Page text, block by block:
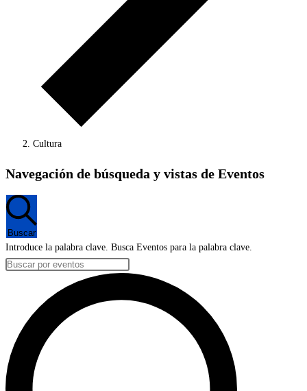
Cultura
Eventos
16
febrero,
2024
Navegación de búsqueda y vistas de Eventos
Buscar
Introduce la palabra clave. Busca Eventos para la palabra clave.